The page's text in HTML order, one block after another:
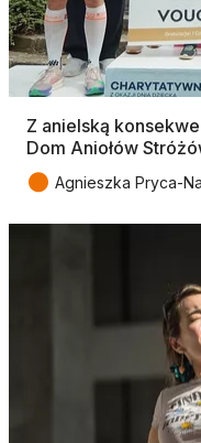
Z anielską
Dom Aniołów
● Agnieszka Pryca-